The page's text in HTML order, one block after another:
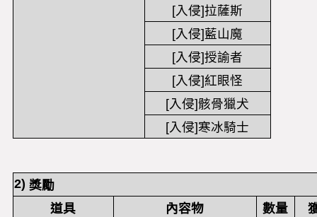
[入侵]拉薩斯
[入侵]藍山魔
[入侵]授諭者
[入侵]紅眼怪
[入侵]骸骨獵犬
[入侵]寒冰騎士
2) 獎勵
道具
內容物 數量